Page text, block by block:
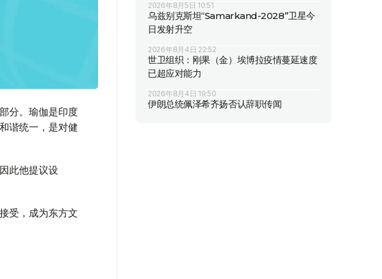
分。瑜伽是印度
谐统一，是对健
此他提议设
受，成为东方文
2026年8月5日 10:51
乌兹别克斯坦“Samarkand-2028”卫星今
日发射升空
2026年8月4日 22:52
世卫组织：刚果（金）埃博拉疫情蔓延速度
已超应对能力
2026年8月4日 19:50
伊朗总统佩泽希齐扬否认辞职传闻